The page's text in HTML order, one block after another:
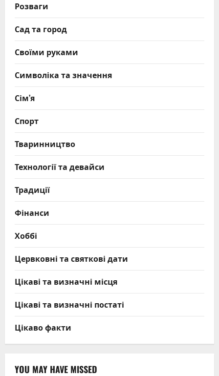
Розваги
Сад та город
Своїми руками
Символіка та значення
Сім’я
Спорт
Тваринництво
Технології та девайси
Традиції
Фінанси
Хоббі
Цервковні та святкові дати
Цікаві та визначні місця
Цікаві та визначні постаті
Цікаво факти
YOU MAY HAVE MISSED